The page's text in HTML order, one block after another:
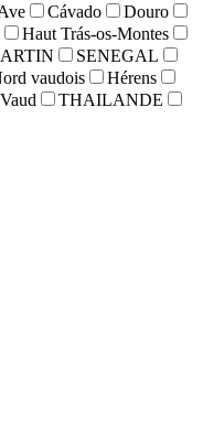
Cávado
Douro
Haut Trás-os-Montes
SENEGAL
vaudois
Hérens
Vaud
THAILANDE